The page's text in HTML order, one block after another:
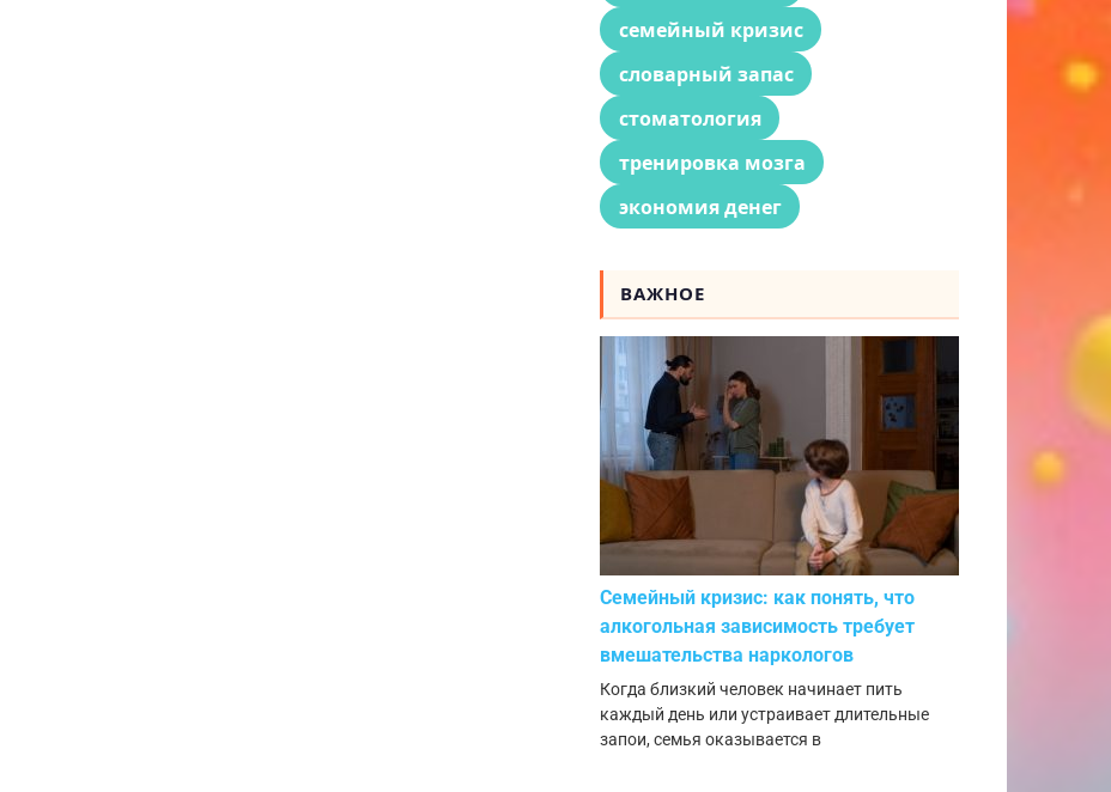
семейный кризис
словарный запас
стоматология
тренировка мозга
экономия денег
ВАЖНОЕ
Семейный кризис: как понять, что
алкогольная зависимость требует
вмешательства наркологов
Когда близкий человек начинает пить
каждый день или устраивает длительные
запои, семья оказывается в